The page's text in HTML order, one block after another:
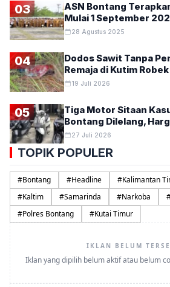
03
ASN Bontang
Mulai 1 September
28 Agustus 2025
04
Dodos Sawit Tanpa
Remaja di Kutim
19 Juli 2026
05
Tiga Motor Sitaan
Bontang Dilelang,
27 Juli 2026
TOPIK POPULER
#Bontang #Headline #Kalimantan
#Kaltim #Samarinda #Narkoba
#Polres Bontang #Kutai Timur
IKLAN BELUM
Iklan yang dipilih belum aktif atau belum